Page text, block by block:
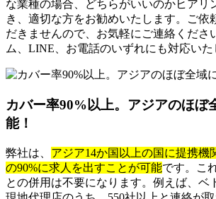
な業種の場合、どちらがいいのかヒアリ
き、適切な方をお勧めいたします。ご依
だきませんので、お気軽にご連絡くださ
ム、LINE、お電話のいずれにも対応いた
カバー率90%以上。アジアのほぼ
能！
弊社は、 アジア14か国以上の国に提携機
の90%に求人を出すことが可能です。こ
との併用は不要になります。例えば、ベ